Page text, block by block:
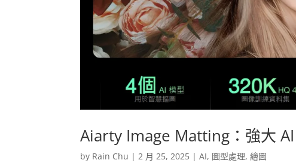
Aiarty Image Matting：強大
by Rain Chu |2 月 25, 2025 |AI, 圖型處理,繪圖